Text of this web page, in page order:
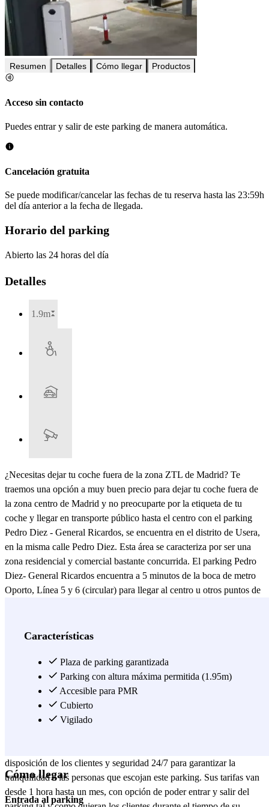
Resumen Detalles Cómo llegar Productos
Acceso sin contacto
Puedes entrar y salir de este parking de manera automática.
Cancelación gratuita
Se puede modificar/cancelar las fechas de tu reserva hasta las 23:59h
del día anterior a la fecha de llegada.
Horario del parking
Abierto las 24 horas del día
Detalles
1.9m
¿Necesitas dejar tu coche fuera de la zona ZTL de Madrid? Te
traemos una opción a muy buen precio para dejar tu coche fuera de
la zona centro de Madrid y no preocuparte por la etiqueta de tu
coche y llegar en transporte público hasta el centro con el parking
Pedro Diez - General Ricardos, se encuentra en el distrito de Usera,
en la misma calle Pedro Diez. Esta área se caracteriza por ser una
zona residencial y comercial bastante concurrida. El parking Pedro
Diez- General Ricardos encuentra a 5 minutos de la boca de metro
Oporto, Línea 5 y 6 (circular) para llegar al centro u otros puntos de
conciertos y eventos culturales que alberga a hasta 11 500. Este
salud, pero la mayor ventaja es que Pedro Díez - General Ricardos
está fuera de la Zona de Bajas Emisiones, lo que significa que no
tendrás restricciones para acceder al parking lo que te aportará
comodidad y flexibilidad sin preocuparte por las multas de Madrid
centro. El parking es cubierto y está abierto las 24 horas los 365 días
disposición de los clientes y seguridad 24/7 para garantizar la
tranquilidad a las personas que escojan este parking. Sus tarifas van
desde 1 hora hasta un mes, con opción de poder entrar y salir del
Características
Plaza de parking garantizada
Parking con altura máxima permitida (1.95m)
Accesible para PMR
Cubierto
Vigilado
Cómo llegar
Entrada al parking